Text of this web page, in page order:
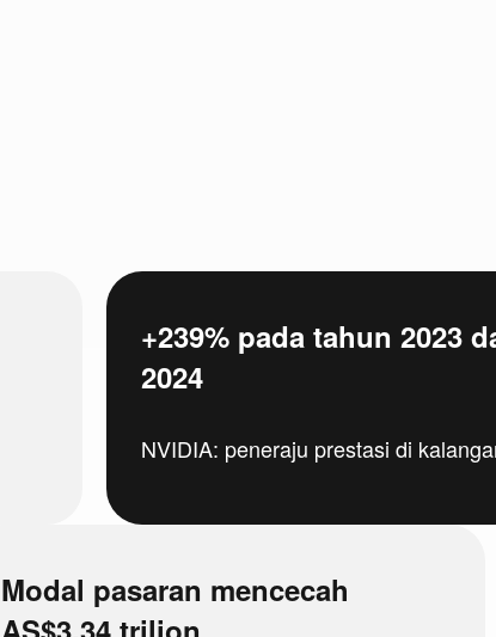
+239% pada tahun 2023
2024
NVIDIA: peneraju prestasi di
Modal pasaran mencecah